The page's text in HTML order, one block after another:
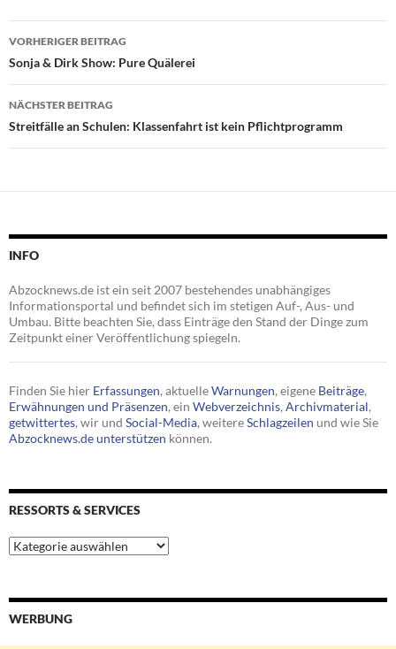
Beitragsnavigation
VORHERIGER BEITRAG
Sonja & Dirk Show: Pure Quälerei
NÄCHSTER BEITRAG
Streitfälle an Schulen: Klassenfahrt ist kein Pflichtprogramm
INFO
Abzocknews.de ist ein seit 2007 bestehendes unabhängiges
Informationsportal und befindet sich im stetigen Auf-, Aus- und
Umbau. Bitte beachten Sie, dass Einträge den Stand der Dinge zum
Zeitpunkt einer Veröffentlichung spiegeln.
Finden Sie hier Erfassungen, aktuelleWarnungen, eigene Beiträge,
Erwähnungen und Präsenzen, ein Webverzeichnis, Archivmaterial,
getwittertes, wir und Social-Media, weitereSchlagzeilen und wie Sie
Abzocknews.de unterstützen können.
RESSORTS & SERVICES
Ressorts
&
WERBUNG